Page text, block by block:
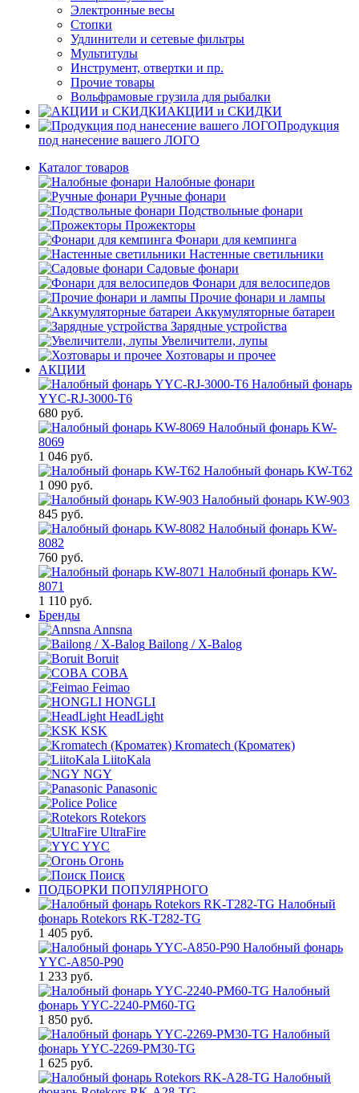
Электронные весы
Стопки
Удлинители и сетевые фильтры
Мультитулы
Инструмент, отвертки и пр.
Прочие товары
Вольфрамовые грузила для рыбалки
АКЦИИ и СКИДКИ
Продукция
под нанесение вашего ЛОГО
Каталог товаров
Налобные фонари
Ручные фонари
Подствольные фонари
Прожекторы
Фонари для кемпинга
Настенные светильники
Садовые фонари
Фонари для велосипедов
Прочие фонари и лампы
Аккумуляторные батареи
Зарядные устройства
Увеличители, лупы
Хозтовары и прочее
АКЦИИ
Налобный фонарь
YYC-RJ-3000-T6
680 руб.
Налобный фонарь KW-
8069
1 046 руб.
Налобный фонарь KW-T62
1 090 руб.
Налобный фонарь KW-903
845 руб.
Налобный фонарь KW-
8082
760 руб.
Налобный фонарь KW-
8071
1 110 руб.
Бренды
Annsna
Bailong / X-Balog
Boruit
COBA
Feimao
HONGLI
HeadLight
KSK
Kromatech (Кроматек)
LiitoKala
NGY
Panasonic
Police
Rotekors
UltraFire
YYC
Огонь
Поиск
ПОДБОРКИ ПОПУЛЯРНОГО
Налобный
фонарь Rotekors RK-T282-TG
1 405 руб.
Налобный фонарь
YYC-A850-P90
1 233 руб.
Налобный
фонарь YYC-2240-PM60-TG
1 850 руб.
Налобный
фонарь YYC-2269-PM30-TG
1 625 руб.
Налобный